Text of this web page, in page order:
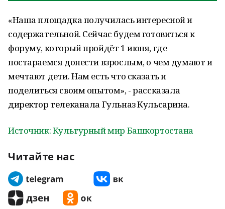
«Наша площадка получилась интересной и
содержательной. Сейчас будем готовиться к
форуму, который пройдёт 1 июня, где
постараемся донести взрослым, о чем думают и
мечтают дети. Нам есть что сказать и
поделиться своим опытом», - рассказала
директор телеканала Гульназ Кульсарина.
Источник: Культурный мир Башкортостана
Читайте нас